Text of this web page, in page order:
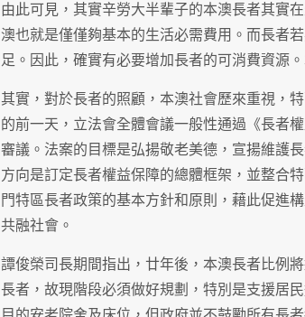
由此可見，其實辛勞大半輩子的本澳長者其實
澳也就是僅僅夠基本的生活必需費用。而長者
足。因此，確實有必要增加長者的可消費資源
其實，對於長者的照顧，本澳社會歷來重視，
的前一天，立法會全體會議一般性通過《長者
審議。法案的目標是弘揚敬老美德，宣揚維護
方向是訂定長者權益保障的總體框架，並整合
門特區長者政策的基本方針和原則，藉此促進
共融社會。
譚俊榮司長期間指出，廿年後，本澳長者比例
長者，故現階段必須做好規劃，特別是支援居